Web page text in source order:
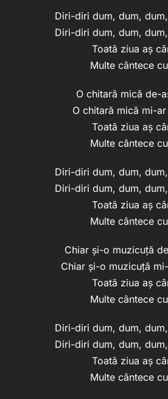
Diri-diri dum, dum,
Diri-diri dum, dum,
Toată ziua aș
Multe cântece
O chitară mică de-
O chitară mică mi-
Toată ziua aș
Multe cântece
Diri-diri dum, dum,
Diri-diri dum, dum,
Toată ziua aș
Multe cântece
Chiar și-o muzicuță
Chiar și-o muzicuță
Toată ziua aș
Multe cântece
Diri-diri dum, dum,
Diri-diri dum, dum,
Toată ziua aș
Multe cântece